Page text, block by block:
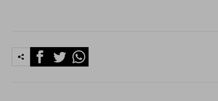
FacebookTwitterWhatsapp